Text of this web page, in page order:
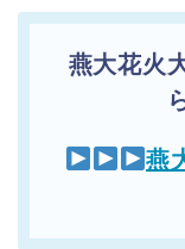
燕大花火
燕